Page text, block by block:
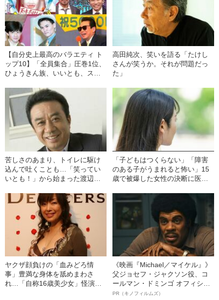
【自分史上最高のバラエティ ト
ップ10】「全員集合」圧巻1位、
ひょうきん族、いいとも、スマ
高田純次、笑いを語る「たけし
さんが笑うか。それが問題だっ
た」
苦しさのあまり、トイレに駆け
込んで吐くことも…「笑ってい
いとも！」から始まった渡辺正
「子どもはつくらない」「障害
のある子がうまれると怖い」15
歳で被爆した女性の決断に医者
ヤクザ顔負けの「血みどろ情
事」豊満な身体を舐めまわさ
れ…「自称16歳美少女」怪演
《映画『Michael／マイケル』》
父ジョセフ・ジャクソン役、コ
ールマン・ドミンゴ オフィシャ
ルインタビュー“観客を魅了した
PR（キノフィルムズ）